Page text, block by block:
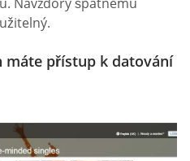
máte přístup k datování